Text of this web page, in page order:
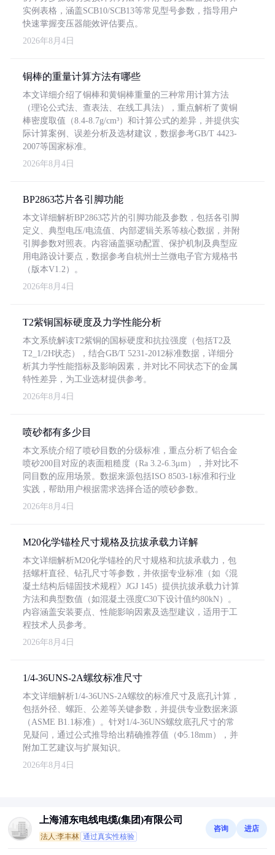
实例表格，涵盖SCB10/SCB13等常见型号参数，指导用户
快速掌握变压器能效评估要点。
2026年8月4日
铜棒的重量计算方法有哪些
本文详细介绍了铜棒和黄铜棒重量的三种常用计算方法
（理论公式法、查表法、在线工具法），重点解析了黄铜
棒密度取值（8.4-8.7g/cm³）和计算公式的差异，并提供实
际计算案例、误差分析及选材建议，数据参考GB/T 4423-
2007等国家标准。
2026年8月4日
BP2863芯片各引脚功能
本文详细解析BP2863芯片的引脚功能及参数，包括各引脚
定义、典型电压/电流值、内部逻辑关系等核心数据，并附
引脚参数对照表。内容涵盖驱动配置、保护机制及典型应
用电路设计要点，数据参考自杭州士兰微电子官方规格书
（版本V1.2）。
2026年8月4日
T2紫铜国标硬度及力学性能分析
本文系统解读T2紫铜的国标硬度和抗拉强度（包括T2及
T2_1/2H状态），结合GB/T 5231-2012标准数据，详细分
析其力学性能指标及影响因素，并对比不同状态下的金属
特性差异，为工业选材提供参考。
2026年8月4日
喷砂都有多少目
本文系统介绍了喷砂目数的分级标准，重点分析了铝合金
喷砂200目对应的表面粗糙度（Ra 3.2-6.3μm），并对比不
同目数的应用场景。数据来源包括ISO 8503-1标准和行业
实践，帮助用户根据需求选择合适的喷砂参数。
2026年8月4日
M20化学锚栓尺寸规格及抗拔承载力详解
本文详细解析M20化学锚栓的尺寸规格和抗拔承载力，包
括螺杆直径、钻孔尺寸等参数，并依据专业标准（如《混
凝土结构后锚固技术规程》JGJ 145）提供抗拔承载力计算
方法和典型数值（如混凝土强度C30下设计值约80kN）。
内容涵盖安装要点、性能影响因素及选型建议，适用于工
程技术人员参考。
2026年8月4日
1/4-36UNS-2A螺纹标准尺寸
本文详细解析1/4-36UNS-2A螺纹的标准尺寸及底孔计算，
包括外径、螺距、公差等关键参数，并提供专业数据来源
（ASME B1.1标准）。针对1/4-36UNS螺纹底孔尺寸的常
见疑问，通过公式推导给出精确推荐值（Φ5.18mm），并
附加工艺建议与扩展知识。
2026年8月4日
上海浦东电线电缆(集团)有限公司
法人:李丰林 通过真实性核验
咨询 进店